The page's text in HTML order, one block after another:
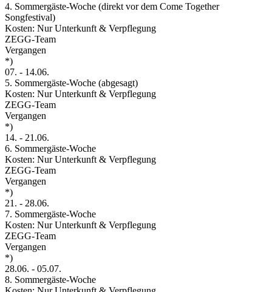
4. Sommergäste-Woche (direkt vor dem Come Together
Songfestival)
Kosten: Nur Unterkunft & Verpflegung
ZEGG-Team
Vergangen
*)
07. - 14.06.
5. Sommergäste-Woche (abgesagt)
Kosten: Nur Unterkunft & Verpflegung
ZEGG-Team
Vergangen
*)
14. - 21.06.
6. Sommergäste-Woche
Kosten: Nur Unterkunft & Verpflegung
ZEGG-Team
Vergangen
*)
21. - 28.06.
7. Sommergäste-Woche
Kosten: Nur Unterkunft & Verpflegung
ZEGG-Team
Vergangen
*)
28.06. - 05.07.
8. Sommergäste-Woche